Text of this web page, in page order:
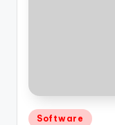
Posted
Software